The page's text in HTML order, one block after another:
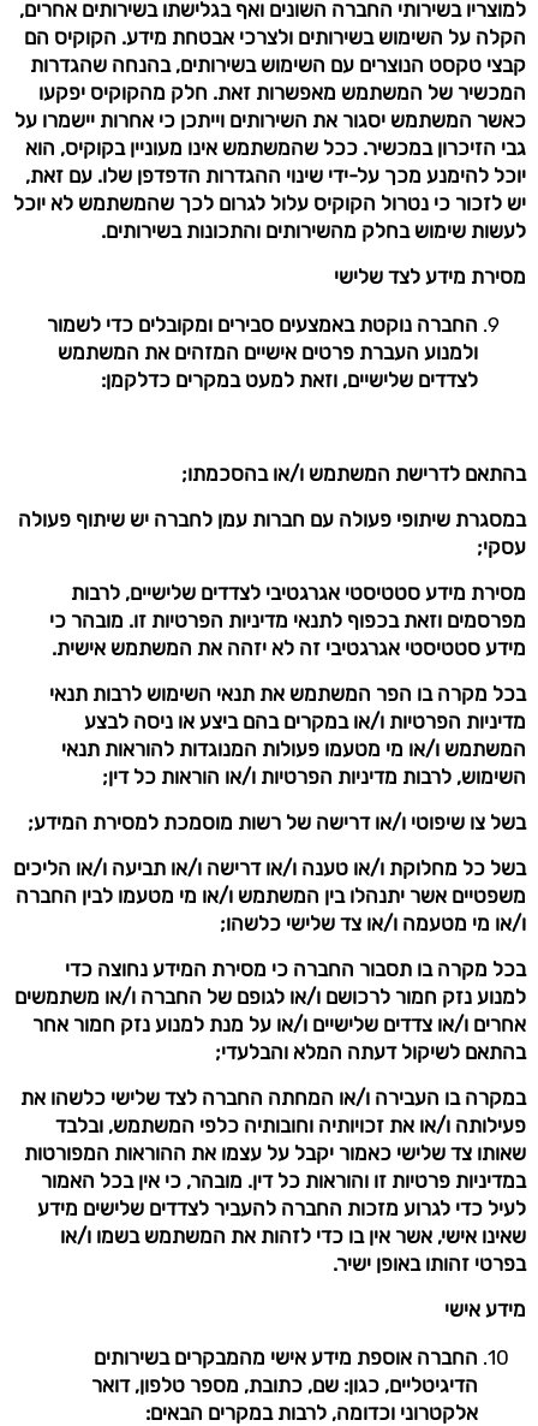
למוצריו בשירותי החברה השונים ואף בגלישתו בשירותים אחרים,
הקלה על השימוש בשירותים ולצרכי אבטחת מידע. הקוקיס הם
קבצי טקסט הנוצרים עם השימוש בשירותים, בהנחה שהגדרות
המכשיר של המשתמש מאפשרות זאת. חלק מהקוקיס יפקעו
כאשר המשתמש יסגור את השירותים וייתכן כי אחרות יישמרו על
גבי הזיכרון במכשיר. ככל שהמשתמש אינו מעוניין בקוקיס, הוא
יוכל להימנע מכך על-ידי שינוי ההגדרות הדפדפן שלו. עם זאת,
יש לזכור כי נטרול הקוקיס עלול לגרום לכך שהמשתמש לא יוכל
לעשות שימוש בחלק מהשירותים והתכונות בשירותים.
מסירת מידע לצד שלישי
החברה נוקטת באמצעים סבירים ומקובלים כדי לשמור
ולמנוע העברת פרטים אישיים המזהים את המשתמש
לצדדים שלישיים, וזאת למעט במקרים כדלקמן:
בהתאם לדרישת המשתמש ו/או בהסכמתו;
במסגרת שיתופי פעולה עם חברות עמן לחברה יש שיתוף פעולה
עסקי;
מסירת מידע סטטיסטי אגרגטיבי לצדדים שלישיים, לרבות
מפרסמים וזאת בכפוף לתנאי מדיניות הפרטיות זו. מובהר כי
מידע סטטיסטי אגרגטיבי זה לא יזהה את המשתמש אישית.
בכל מקרה בו הפר המשתמש את תנאי השימוש לרבות תנאי
מדיניות הפרטיות ו/או במקרים בהם ביצע או ניסה לבצע
המשתמש ו/או מי מטעמו פעולות המנוגדות להוראות תנאי
השימוש, לרבות מדיניות הפרטיות ו/או הוראות כל דין;
בשל צו שיפוטי ו/או דרישה של רשות מוסמכת למסירת המידע;
בשל כל מחלוקת ו/או טענה ו/או דרישה ו/או תביעה ו/או הליכים
משפטיים אשר יתנהלו בין המשתמש ו/או מי מטעמו לבין החברה
ו/או מי מטעמה ו/או צד שלישי כלשהו;
בכל מקרה בו תסבור החברה כי מסירת המידע נחוצה כדי
למנוע נזק חמור לרכושם ו/או לגופם של החברה ו/או משתמשים
אחרים ו/או צדדים שלישיים ו/או על מנת למנוע נזק חמור אחר
בהתאם לשיקול דעתה המלא והבלעדי;
במקרה בו העבירה ו/או המחתה החברה לצד שלישי כלשהו את
פעילותה ו/או את זכויותיה וחובותיה כלפי המשתמש, ובלבד
שאותו צד שלישי כאמור יקבל על עצמו את ההוראות המפורטות
במדיניות פרטיות זו והוראות כל דין. מובהר, כי אין בכל האמור
לעיל כדי לגרוע מזכות החברה להעביר לצדדים שלישים מידע
שאינו אישי, אשר אין בו כדי לזהות את המשתמש בשמו ו/או
בפרטי זהותו באופן ישיר.
מידע אישי
החברה אוספת מידע אישי מהמבקרים בשירותים
הדיגיטליים, כגון: שם, כתובת, מספר טלפון, דואר
אלקטרוני וכדומה, לרבות במקרים הבאים: